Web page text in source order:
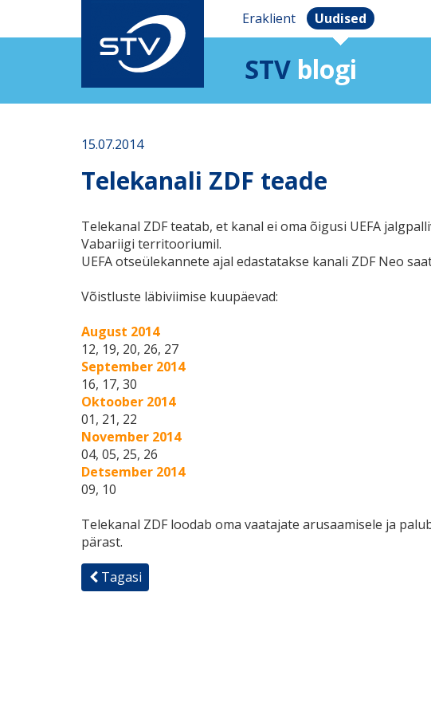
Eraklient Uudised
STV blogi
15.07.2014
Telekanali ZDF teade
Telekanal ZDF teatab, et kanal ei oma õigusi UEFA
Vabariigi territooriumil.
UEFA otseülekannete ajal edastatakse kanali ZDF Neo
Võistluste läbiviimise kuupäevad:
August 2014
12, 19, 20, 26, 27
September 2014
16, 17, 30
Oktoober 2014
01, 21, 22
November 2014
04, 05, 25, 26
Detsember 2014
09, 10
Тelekanal ZDF loodab oma vaatajate arusaamisele ja
pärast.
Tagasi